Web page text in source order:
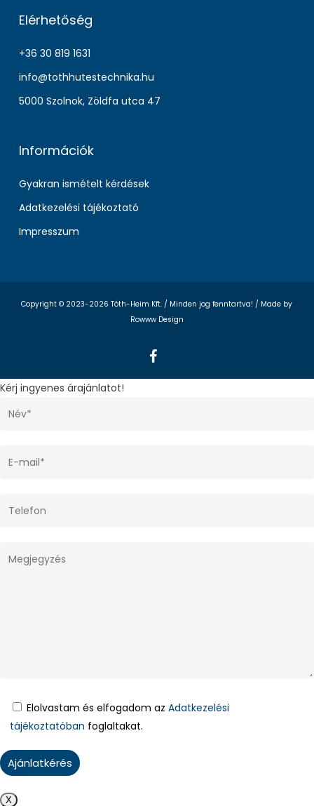
Elérhetőség
+36 30 819 1631
info@tothhutestechnika.hu
5000 Szolnok, Zöldfa utca 47
Információk
Gyakran ismételt kérdések
Adatkezelési tájékoztató
Impresszum
Copyright © 2023-2026 Tóth-Heim Kft. / Minden jog fenntartva! / Made by
Rowww Design
facebook
Kérj ingyenes árajánlatot!
Elolvastam és elfogadom az Adatkezelési
tájékoztatóban foglaltakat.
X